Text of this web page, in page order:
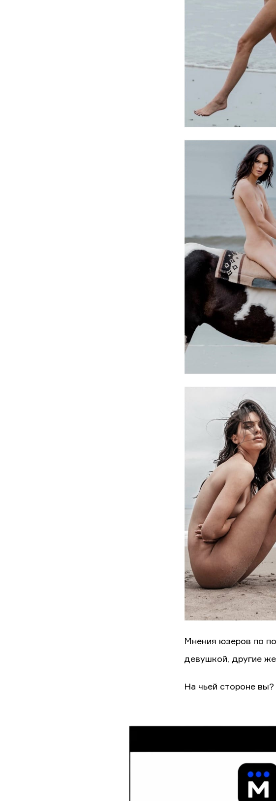
Мнения юзеров по
девушкой, другие
На чьей стороне вы?